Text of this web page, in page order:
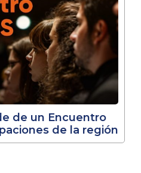
de un Encuentro
de la región